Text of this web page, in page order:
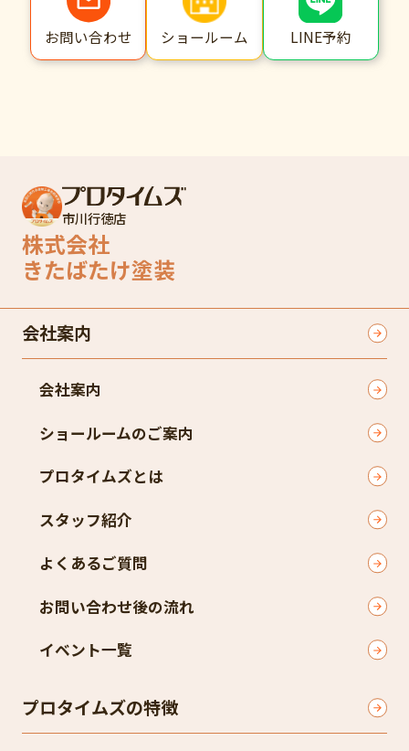
お問い合わせ ショールーム LINE予約
市川行徳店
株式会社
きたばたけ塗装
会社案内
会社案内
ショールームのご案内
プロタイムズとは
スタッフ紹介
よくあるご質問
お問い合わせ後の流れ
イベント一覧
プロタイムズの特徴